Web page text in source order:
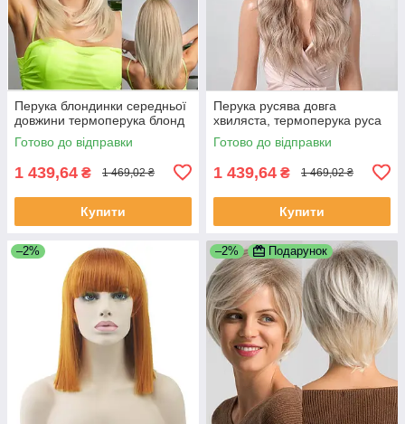
Перука блондинки середньої
довжини термоперука блонд
Готово до відправки
1 439,64 ₴ 1 469,02 ₴
Купити
Перука русява довга
хвиляста, термоперука руса
Готово до відправки
1 439,64 ₴ 1 469,02 ₴
Купити
–2% –2% Подарунок